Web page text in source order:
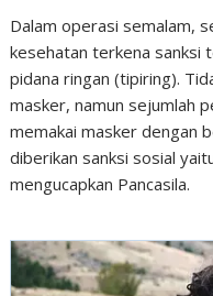
Dalam operasi semalam,
kesehatan terkena sanksi
pidana ringan (tipiring).
masker, namun sejumlah
memakai masker dengan
diberikan sanksi sosial
mengucapkan Pancasila.